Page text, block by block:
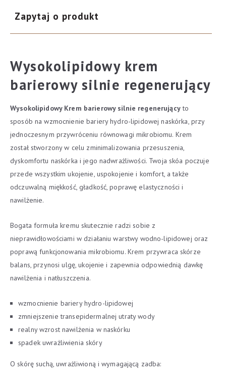
50ml
Zapytaj o produkt
Wysokolipidowy krem
barierowy silnie regenerujący
Wysokolipidowy Krem barierowy silnie regenerujący to
sposób na wzmocnienie bariery hydro-lipidowej naskórka, przy
jednoczesnym przywróceniu równowagi mikrobiomu. Krem
został stworzony w celu zminimalizowania przesuszenia,
dyskomfortu naskórka i jego nadwrażliwości. Twoja skóa poczuje
przede wszystkim ukojenie, uspokojenie i komfort, a także
odczuwalną miękkość, gładkość, poprawę elastyczności i
nawilżenie.
Bogata formuła kremu skutecznie radzi sobie z
nieprawidłowościami w działaniu warstwy wodno-lipidowej oraz
poprawą funkcjonowania mikrobiomu. Krem przywraca skórze
balans, przynosi ulgę, ukojenie i zapewnia odpowiednią dawkę
nawilżenia i natłuszczenia.
wzmocnienie bariery hydro-lipidowej
zmniejszenie transepidermalnej utraty wody
realny wzrost nawilżenia w naskórku
spadek uwrażliwienia skóry
O skórę suchą, uwrażliwioną i wymagającą zadba: